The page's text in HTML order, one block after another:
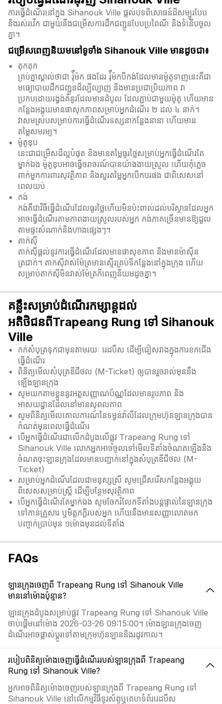
ការធ្វើដំណើរនៅក្នុង Sihanouk Ville ផ្តល់បទពិសោធន៍ដ៏សម្បូរបែប
និងរស់រវើក ជាមួយនឹងជម្រើសការដឹកជញ្ជូនបែបប្រពៃណី និងទំនើបចូល
គ្នា។
ជម្រើសពេញនិយមនៅទូទាំង Sihanouk Ville មានដូចជា៖
តុកតុក
គ្រប់គ្នាស្គាល់ថាជា រ៉ុឺម៉ក ផងដែរ រ៉ុឺម៉កបីកង់ដែលមានម៉ូតូទាញនេះគឺជា
មធ្យោបាយដឹកជញ្ជូនដ៏ល្បីល្បាញ និងមានប្រជាប្រិយភាព វា
ប្រកបដោយរង្វង់គំនូរដែលមានដំបូល ដែលភ្ជាប់ជាមួយម៉ូតូ ហើយមាន
កន្លែងអង្គុយមានផាសុកភាពសម្រាប់អ្នកដំណើរ ២ ដល់ ៤ នាក់។
វាសមស្របសម្រាប់ការធ្វើដំណើរទស្សនាកន្លែងនានា ហើយមាន
តម្លៃសមរម្យ។
ម៉ូតូឌុប
នេះជាជម្រើសដ៏ល្អបំផុត និងមានតម្លៃធូរថ្លៃសម្រាប់អ្នកធ្វើដំណើរតែ
ម្នាក់ឯង ម៉ូតូឌុបអាចធ្វើចរាចរណ៍បានយ៉ាងងាយស្រួល ហើយកុំភ្លេច
ពាក់មួកការពារសុវត្ថិភាព និងសួរតម្លៃអ្នកបើកបរផង ជាពិសេសនៅ
ពេលយប់
កង់
កង់គឺជាវិធីធ្វើដំណើរដែលធូរថ្លៃហើយមិនប៉ះពាល់ដល់បរិស្ថានដែលអ្នក
អាចធ្វើដំណើរតាមភាពងាយស្រួលរបស់អ្នក កង់ភាគច្រើនមានឱ្យជួល
តាមផ្ទះសំណាក់និងហាងផ្សេងៗ។
តាក់ស៊ី
តាក់ស៊ីផ្តល់នូវការធ្វើដំណើរដែលមានផាសុខភាព និងមានម៉ាស៊ីន
ត្រជាក់។ តាកសុីវាស់ម៉ែត្រមានស្ទើរគ្រប់ទីកន្លែងនៅក្នុងក្រុង ហើយ
សម្រាប់តាក់សុីមិនវាស់ម៉ែត្រក៏ពេញនិយមដូចគ្នា។
គន្លឹះសម្រាប់ដំណើរកម្សាន្តដល់
អតិថិជនពីTrapeang Rung ទៅ Sihanouk
Ville
កក់សំបុត្រទុកជាមុនតាមរយៈ រេដបឹស ដើម្បីជៀសវាងក្នុងការខកជើង
ធ្វើដំណើរ
ពិនិត្យមើលសំបុត្រឌីជីថល (M-Ticket) ឲ្យបានរួចរាល់មុននឹង
ឡើងឡានក្រុង
សូមយកតាមខ្លួននូវអត្តសញ្ញាណប័ណ្ណដែលមានរូបភាព និង
អាសយដ្ឋានដែលនៅមានសុពលភាព
សូមពិនិត្យមើលគោលការណ៍នៃទម្ងន់វ៉ាលីដែលក្រុមហ៊ុនឡានក្រុងបាន
កំណត់មុនពេលធ្វើដំណើរ
បើអ្នកធ្វើដំណើរជាលើកដំបូងលើផ្លូវ Trapeang Rung ទៅ
Sihanouk Ville លោកអ្នកអាចចូលទៅមើលទីតាំងចំណតឡើងនិង
ចំណតចុះឡានក្រុងដែលមានបញ្ជាក់នៅក្នុងសំបុត្រឌីជីថល (M-
Ticket)
សម្រាប់អ្នកដំណើរដែលជាមនុស្សស្រី សូមជ្រើសរើសកន្លែងអង្គុយ
ពិសេសសម្រាប់ស្ត្រី ដើម្បីបន្ថែមសុវត្ថិភាព
បើអ្នកធ្វើដំណើរតែម្នាក់ឯង សូមចែករំលែកទីតាំងបន្តផ្ទាល់នៃឡានក្រុង
ទៅកាន់គ្រួសារ ឬមិត្តភក្តិរបស់អ្នក ហើយនឹងមានសញ្ញាលោតមក
បញ្ចាក់ប្រាប់មុន ១ម៉ោងមុនដល់ទីតាំង
FAQs
ឡានក្រុងចេញពី Trapeang Rung ទៅ Sihanouk Ville
មាននៅម៉ោងប៉ុន្មាន?
ឡានក្រុងដំបូងសម្រាប់ផ្លូវ Trapeang Rung ទៅ Sihanouk Ville
ចាប់ផ្តើមនៅម៉ោង 2026-03-26 09:15:00។ ម៉ោងឡានក្រុងចេញ
ដំណើរអាចផ្លាស់ប្ដូរទៅតាមក្រុមហ៊ុនឡាននិងរដូវកាល។
របៀបពិនិត្យម៉ោងចេញធ្វើដំណើររបស់ឡានក្រុងពី Trapeang
Rung ទៅ Sihanouk Ville?
អ្នកអាចពិនិត្យម៉ោងចេញរបស់ឡានក្រុងពី Trapeang Rung ទៅ
Sihanouk Ville នៅលើកម្មវិធីទូរស័ព្ទឬគេហទំព័ររេដបឹស